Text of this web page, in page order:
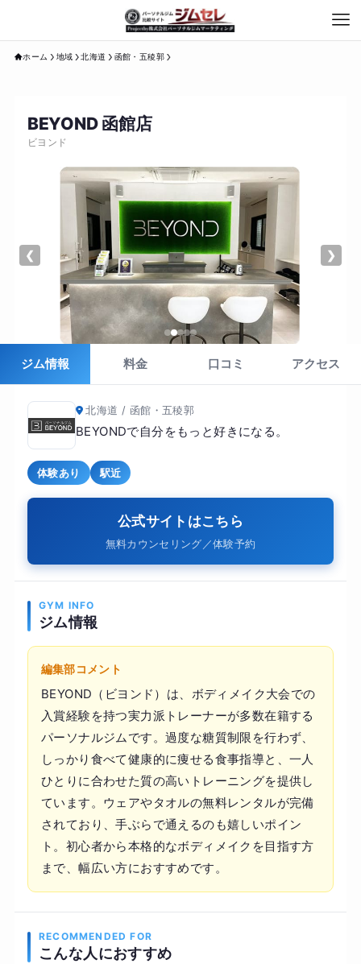
ホーム 地域 北海道 函館・五稜郭
BEYOND 函館店
ビヨンド
❮ ❯
ジム情報 料金 口コミ アクセス
北海道 / 函館・五稜郭
BEYONDで自分をもっと好きになる。
体験あり 駅近
公式サイトはこちら
無料カウンセリング／体験予約
GYM INFO
ジム情報
編集部コメント
BEYOND（ビヨンド）は、ボディメイク大会での
入賞経験を持つ実力派トレーナーが多数在籍する
パーソナルジムです。過度な糖質制限を行わず、
しっかり食べて健康的に痩せる食事指導と、一人
ひとりに合わせた質の高いトレーニングを提供し
ています。ウェアやタオルの無料レンタルが完備
されており、手ぶらで通えるのも嬉しいポイン
ト。初心者から本格的なボディメイクを目指す方
まで、幅広い方におすすめです。
RECOMMENDED FOR
こんな人におすすめ